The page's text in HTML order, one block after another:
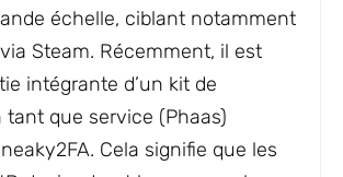
échelle, ciblant notamment
Steam. Récemment, il est
intégrante d’un kit de
tant que service (Phaas)
Cela signifie que les